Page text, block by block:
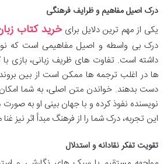
درک اصیل مفاهیم و ظرایف فرهنگی
یکی از مهم ترین دلایل برایخرید کتاب
درک بی واسطه و اصیل مفاهیمی است که
داشته است. تفاوت های ظریف زبانی، بازی با
ها در اغلب ترجمه ها ممکن است از بین
دست بدهند. خواندن متن اصلی، به شما
نویسنده نفوذ کرده و با جهان بینی او به صورت
این تجربه، درک شما را از فرهنگ مبدأ اثر نیز
تقویت تفکر نقادانه و استدلال